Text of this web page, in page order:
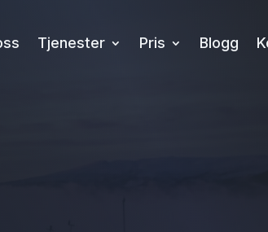
Tjenester Pris Blogg